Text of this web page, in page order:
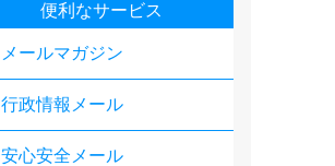
便利なサービス
メールマガジン
行政情報メール
安心安全メール